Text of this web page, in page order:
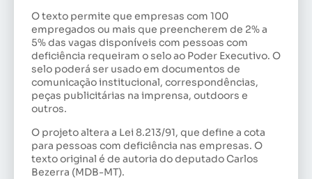
O texto permite que empresas com 100
empregados ou mais que preencherem de 2% a
5% das vagas disponíveis com pessoas com
deficiência requeiram o selo ao Poder Executivo. O
selo poderá ser usado em documentos de
comunicação institucional, correspondências,
peças publicitárias na imprensa, outdoors e
outros.
O projeto altera a Lei 8.213/91, que define a cota
para pessoas com deficiência nas empresas. O
texto original é de autoria do deputado Carlos
Bezerra (MDB-MT).